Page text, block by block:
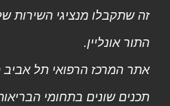
זה שתקבלו מנציגי השירות
התור אונליין.
אתר המרכז הרפואי תל
תכנים שונים בתחומי